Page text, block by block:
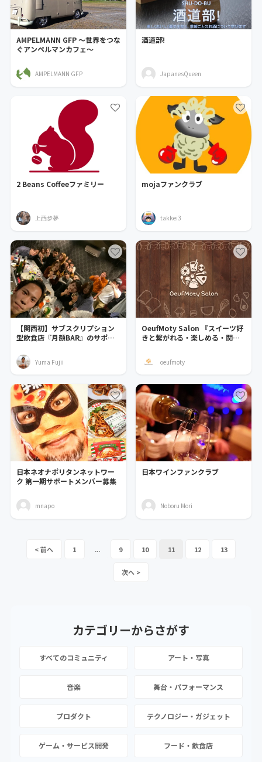
AMPELMANN GFP ～世界をつな
ぐアンぺルマンカフェ～
AMPELMANN GFP
酒道部!
JapanesQueen
2 Beans Coffeeファミリー
上西歩夢
mojaファンクラブ
takkei3
【関西初】サブスクリプション
型飲食店『月額BAR』のサポー
Yuma Fujii
OeufMoty Salon 『スイーツ好
きと繋がれる・楽しめる・関わ
oeufmoty
日本ネオナポリタンネットワー
ク 第一期サポートメンバー募集
mnapo
日本ワインファンクラブ
Noboru Mori
1 ... 9 10 11 12 13
カテゴリーからさがす
すべてのコミュニティ アート・写真
音楽 舞台・パフォーマンス
プロダクト テクノロジー・ガジェット
ゲーム・サービス開発 フード・飲食店